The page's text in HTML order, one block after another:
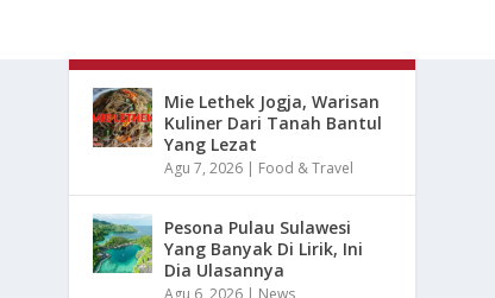
Mie Lethek Jogja, Warisan
Kuliner Dari Tanah Bantul
Yang Lezat
Agu 7, 2026 | Food & Travel
Pesona Pulau Sulawesi
Yang Banyak Di Lirik, Ini
Dia Ulasannya